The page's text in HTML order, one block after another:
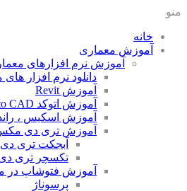
منو
خانه
آموزش معماری
آموزش نرم افزارهای
دانلود نرم افزار
آموزش Revit
آموزش اتوکد Auto CAD
آموزش اسکیس ،
آموزش تری دی
آبجکت تری
تکسچر تری
آموزش فتوشاپ در
پرسوناژ